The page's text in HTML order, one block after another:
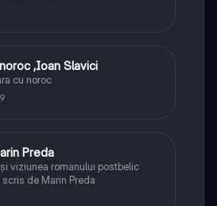
,Ioan Slavici
cu noroc
Preda
viziunea romanului postbelic
de Marin Preda